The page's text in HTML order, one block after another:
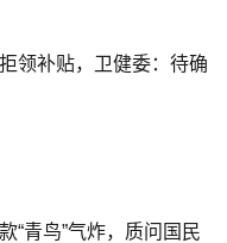
领补贴，卫健委：待确
“青鸟”气炸，质问国民